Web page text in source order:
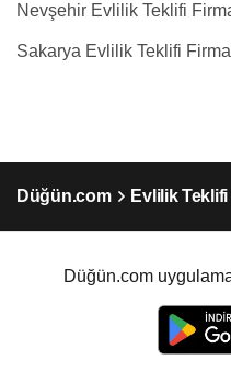
Nevşehir Evlilik Teklifi
Sakarya Evlilik Teklifi
Düğün.com Evlilik Teklifi
Düğün.com